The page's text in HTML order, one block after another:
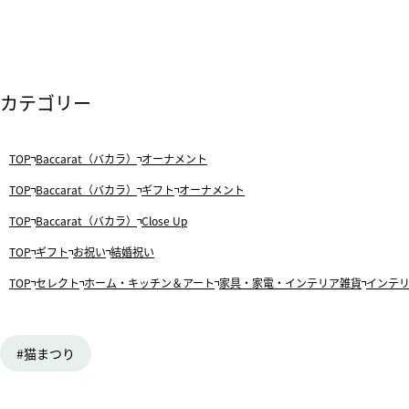
カテゴリー
TOP Baccarat（バカラ）
オーナメント
TOP Baccarat（バカラ） ギフト オーナメント
TOP Baccarat（バカラ）
Close Up
TOP ギフト お祝い 結婚祝い
TOP セレクト ホーム・キッチン＆アート 家具・家電・インテリア雑貨 インテ
猫まつり